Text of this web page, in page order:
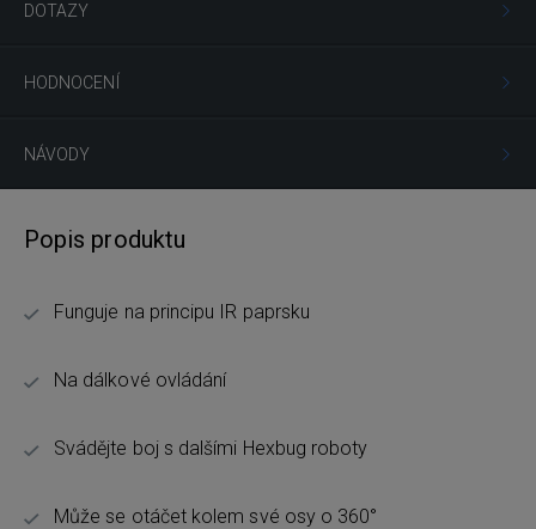
DOTAZY
HODNOCENÍ
NÁVODY
Popis produktu
Funguje na principu IR paprsku
Na dálkové ovládání
Svádějte boj s dalšími Hexbug roboty
Může se otáčet kolem své osy o 360°